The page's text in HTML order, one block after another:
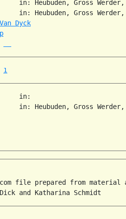
in: Heubuden, Gross
in: Heubuden, Gross
Dyck
1
in:
in: Heubuden, Gross
file prepared from material